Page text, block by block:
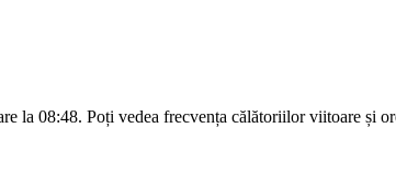
08:48. Poți vedea frecvența călătoriilor viitoare și